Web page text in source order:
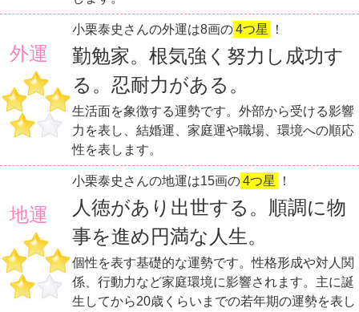
外運
小栗泰史さんの外運は8画の4つ星 ！
勤勉家。根気強く努力し成功す
る。忍耐力がある。
生活面を象徴する運勢です。外部から受ける影響
力を表し、結婚運、家庭運や職場、環境への順応
性を表します。
地運
小栗泰史さんの地運は15画の4つ星 ！
人徳があり出世する。順調に物
事を進め円満な人生。
個性を表す基礎的な運勢です。性格形成や対人関
係、行動力など家庭環境に影響されます。主に誕
生してから20歳くらいまでの若年期の運勢を表し